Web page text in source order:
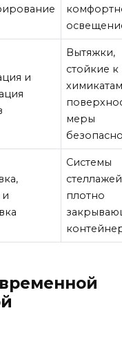
и
Вытяжки,
стойкие к
меры
и
Системы
плотно